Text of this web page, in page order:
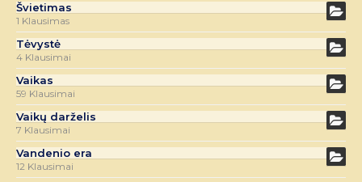
Švietimas
1 Klausimas
Tėvystė
4 Klausimai
Vaikas
59 Klausimai
Vaikų darželis
7 Klausimai
Vandenio era
12 Klausimai